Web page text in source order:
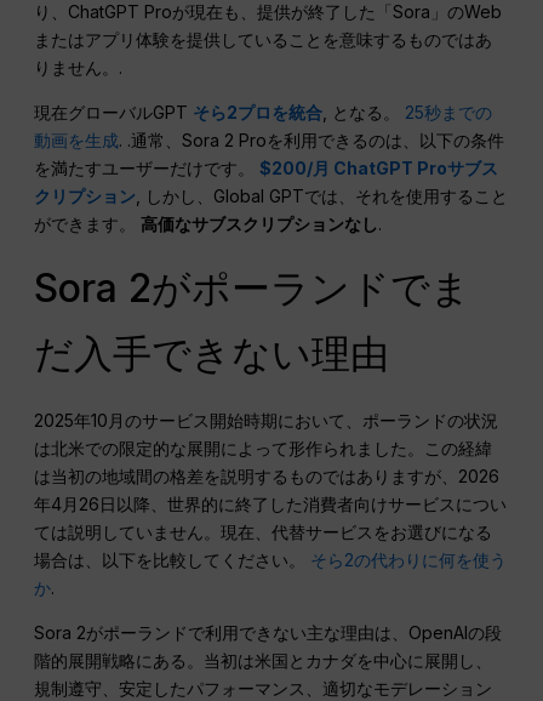
り、ChatGPT Proが現在も、提供が終了した「Sora」のWeb
またはアプリ体験を提供していることを意味するものではあ
りません。.
現在グローバルGPT そら2プロを統合, となる。 25秒までの
動画を生成. .通常、Sora 2 Proを利用できるのは、以下の条件
を満たすユーザーだけです。$200/月 ChatGPT Proサブス
クリプション, しかし、Global GPTでは、それを使用すること
ができます。高価なサブスクリプションなし.
Sora 2がポーランドでま
だ入手できない理由
2025年10月のサービス開始時期において、ポーランドの状況
は北米での限定的な展開によって形作られました。この経緯
は当初の地域間の格差を説明するものではありますが、2026
年4月26日以降、世界的に終了した消費者向けサービスについ
ては説明していません。現在、代替サービスをお選びになる
場合は、以下を比較してください。 そら2の代わりに何を使う
か.
Sora 2がポーランドで利用できない主な理由は、OpenAIの段
階的展開戦略にある。当初は米国とカナダを中心に展開し、
規制遵守、安定したパフォーマンス、適切なモデレーション